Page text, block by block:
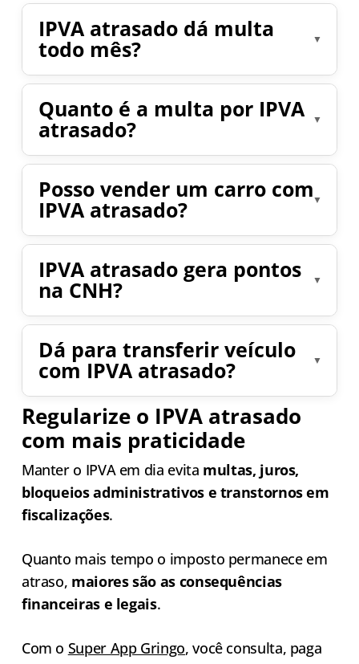
IPVA atrasado dá multa
todo mês?
Não.A multa é aplicada uma única vez,
mas osjuros continuam sendo
calculados diariamente
débito permanecer em aberto.
Quanto é a multa por IPVA
atrasado?
O valor varia conforme o estado, mas
normalmente é umpercentual sobre o
imposto devido, acrescido de juros.
Posso vender um carro com
IPVA atrasado?
Pode, mas odébito permanece
vinculado ao veículo , o que costuma
dificultar ou até impedir a transferência.
IPVA atrasado gera pontos
na CNH?
Não.IPVA atrasado não gera pontos na
CNH .
Os pontos só são aplicados quando há
infração de trânsito, como circular com
licenciamento vencido. Em casos mais
graves, isso pode contribuir para
processos de
CNH suspensa.
Dá para transferir veículo
com IPVA atrasado?
Não. O IPVA precisa estar
totalmente
quitadopara que a transferência seja
concluída no Detran.
Regularize o IPVA atrasado
com mais praticidade
Manter o IPVA em dia evita multas, juros,
bloqueios administrativos e transtornos em
fiscalizações.
Quanto mais tempo o imposto permanece em
atraso, maiores são as consequências
financeiras e legais.
Com o Super App Gringo, você consulta, paga